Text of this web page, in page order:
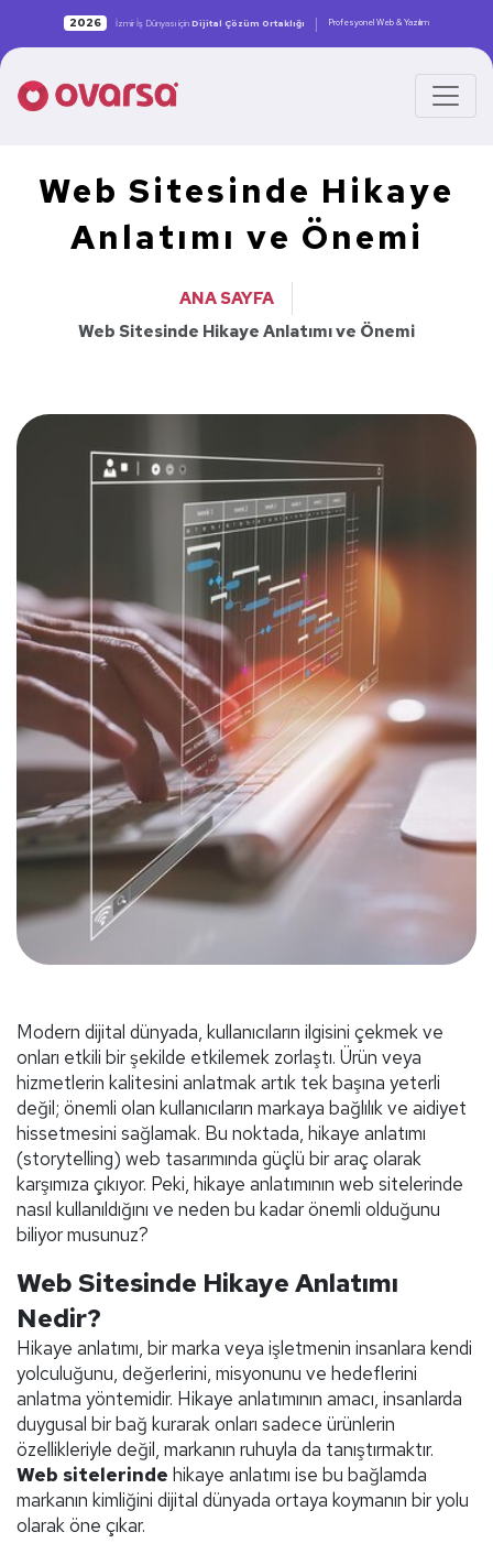
2026 İzmir İş Dünyası için Dijital Çözüm Ortaklığı | Profesyonel Web & Yazılım
Web Sitesinde Hikaye
Anlatımı ve Önemi
ANA SAYFA
Web Sitesinde Hikaye Anlatımı ve Önemi
Modern dijital dünyada, kullanıcıların ilgisini çekmek ve
onları etkili bir şekilde etkilemek zorlaştı. Ürün veya
hizmetlerin kalitesini anlatmak artık tek başına yeterli
değil; önemli olan kullanıcıların markaya bağlılık ve aidiyet
hissetmesini sağlamak. Bu noktada, hikaye anlatımı
(storytelling) web tasarımında güçlü bir araç olarak
karşımıza çıkıyor. Peki, hikaye anlatımının web sitelerinde
nasıl kullanıldığını ve neden bu kadar önemli olduğunu
biliyor musunuz?
Web Sitesinde Hikaye Anlatımı
Nedir?
Hikaye anlatımı, bir marka veya işletmenin insanlara kendi
yolculuğunu, değerlerini, misyonunu ve hedeflerini
anlatma yöntemidir. Hikaye anlatımının amacı, insanlarda
duygusal bir bağ kurarak onları sadece ürünlerin
özellikleriyle değil, markanın ruhuyla da tanıştırmaktır.
Web sitelerinde hikaye anlatımı ise bu bağlamda
markanın kimliğini dijital dünyada ortaya koymanın bir yolu
olarak öne çıkar.